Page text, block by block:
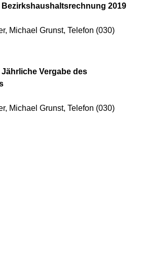
Bezirkshaushaltsrechnung 2019
Michael Grunst, Telefon (030)
Jährliche Vergabe des
Michael Grunst, Telefon (030)